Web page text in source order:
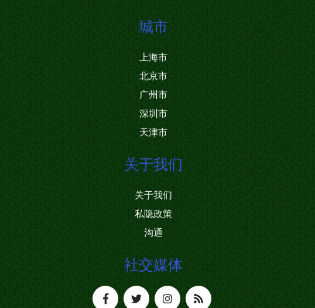
城市
上海市
北京市
广州市
深圳市
天津市
关于我们
关于我们
私隐政策
沟通
社交媒体